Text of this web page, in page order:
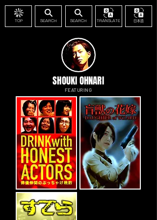
TOP SEARCH SEARCH TRANSLATE 日本語
SHOUKI OHNARI
FEATURING